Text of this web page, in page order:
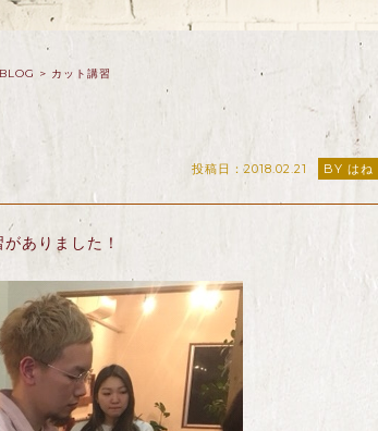
> カット講習
投稿日：2018.02.21 BY はね
ありました！